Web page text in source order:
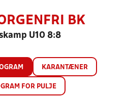
BK
U10 8:8
KARANTÆNER
FOR PULJE